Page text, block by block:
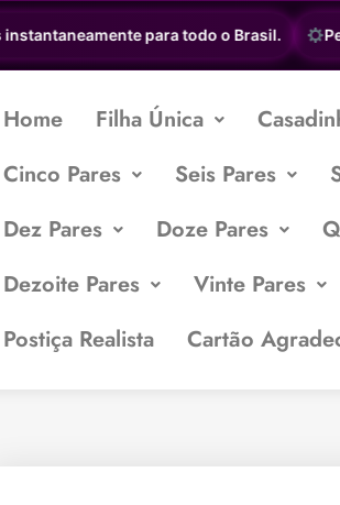
para todo o Brasil.
Home Filha Única
Cinco Pares
Seis Pares
Dez Pares
Doze Pares
Dezoite Pares
Vinte Pares
Postiça Realista
Cartão